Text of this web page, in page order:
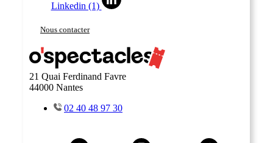
Linkedin (1)
Nous contacter
21 Quai Ferdinand Favre
44000 Nantes
02 40 48 97 30